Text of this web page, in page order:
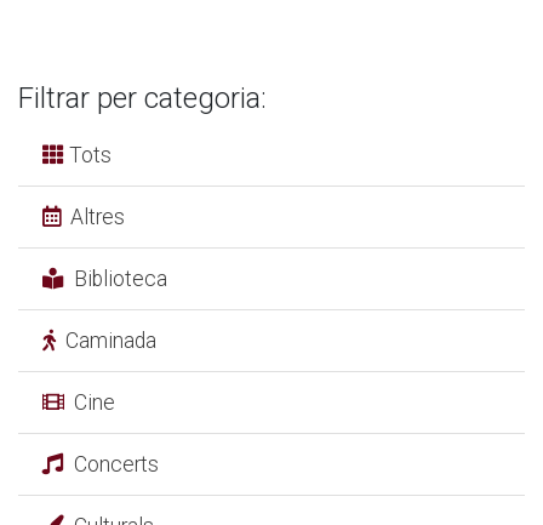
Filtrar per categoria:
Tots
Altres
Biblioteca
Caminada
Cine
Concerts